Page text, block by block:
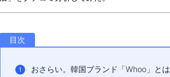
目次
おさらい。韓国ブランド「Whoo」とは